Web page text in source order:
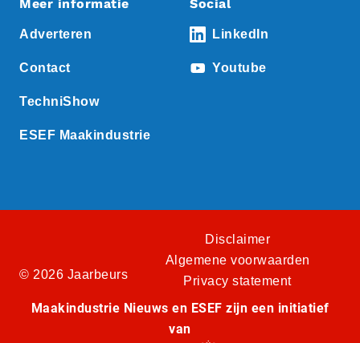
Meer informatie
Adverteren
Contact
TechniShow
ESEF Maakindustrie
Social
LinkedIn
Youtube
© 2026 Jaarbeurs
Disclaimer
Algemene voorwaarden
Privacy statement
Maakindustrie Nieuws en ESEF zijn een initiatief
van